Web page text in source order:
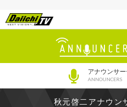
アナウンサ
ANNOUNCERS
秋元啓二アナウン